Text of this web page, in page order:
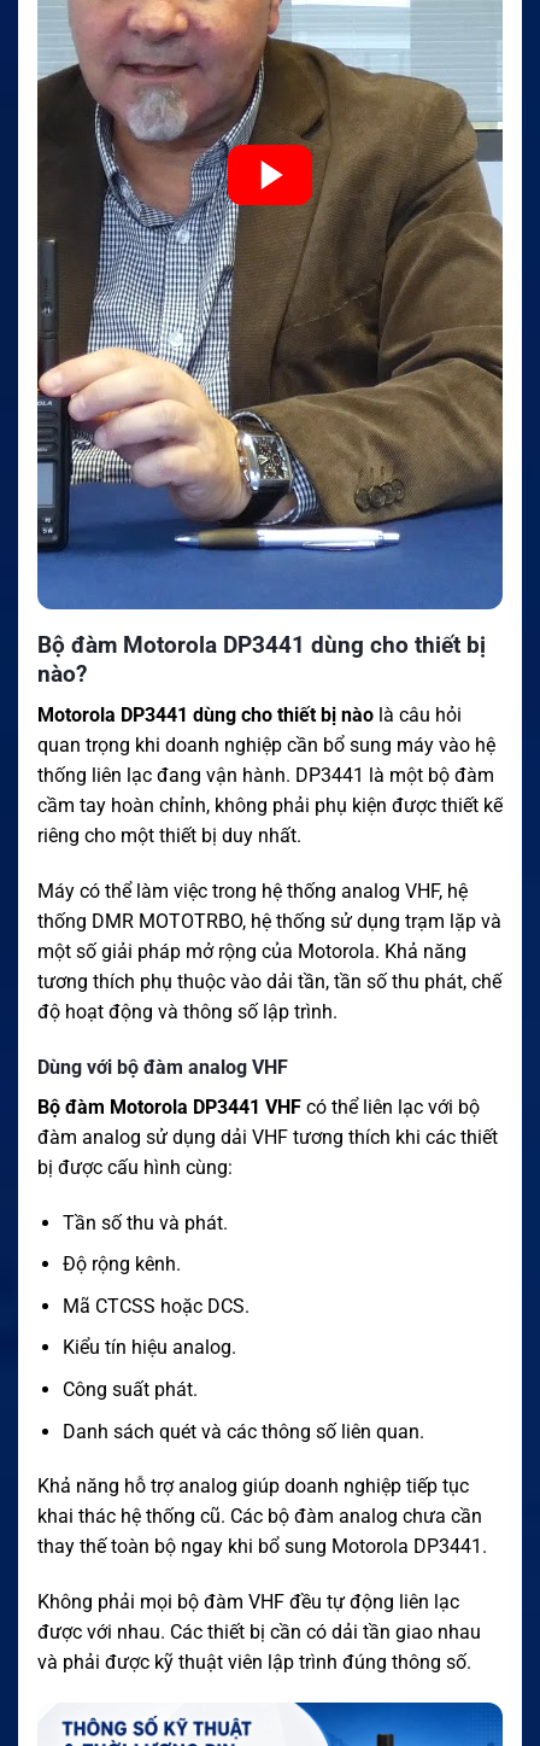
Bộ đàm Motorola DP3441 dùng cho thiết bị
nào?
Motorola DP3441 dùng cho thiết bị nào là câu hỏi
quan trọng khi doanh nghiệp cần bổ sung máy vào hệ
thống liên lạc đang vận hành. DP3441 là một bộ đàm
cầm tay hoàn chỉnh, không phải phụ kiện được thiết kế
riêng cho một thiết bị duy nhất.
Máy có thể làm việc trong hệ thống analog VHF, hệ
thống DMR MOTOTRBO, hệ thống sử dụng trạm lặp và
một số giải pháp mở rộng của Motorola. Khả năng
tương thích phụ thuộc vào dải tần, tần số thu phát, chế
độ hoạt động và thông số lập trình.
Dùng với bộ đàm analog VHF
Bộ đàm Motorola DP3441 VHF có thể liên lạc với bộ
đàm analog sử dụng dải VHF tương thích khi các thiết
bị được cấu hình cùng:
Tần số thu và phát.
Độ rộng kênh.
Mã CTCSS hoặc DCS.
Kiểu tín hiệu analog.
Công suất phát.
Danh sách quét và các thông số liên quan.
Khả năng hỗ trợ analog giúp doanh nghiệp tiếp tục
khai thác hệ thống cũ. Các bộ đàm analog chưa cần
thay thế toàn bộ ngay khi bổ sung Motorola DP3441.
Không phải mọi bộ đàm VHF đều tự động liên lạc
được với nhau. Các thiết bị cần có dải tần giao nhau
và phải được kỹ thuật viên lập trình đúng thông số.